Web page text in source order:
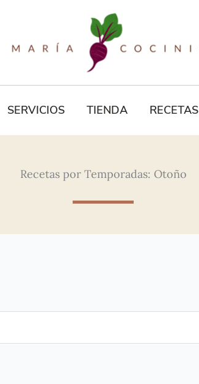
SERVICIOS TIENDA RECETAS
Recetas por Temporadas: Otoño